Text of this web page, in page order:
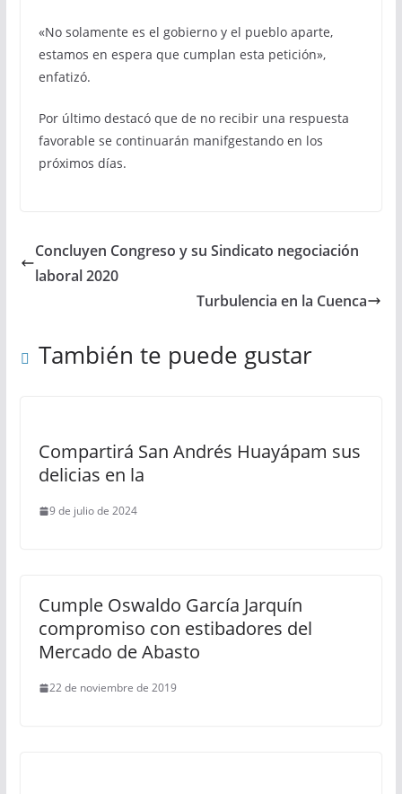
«No solamente es el gobierno y el pueblo aparte,
estamos en espera que cumplan esta petición»,
enfatizó.
Por último destacó que de no recibir una respuesta
favorable se continuarán manifgestando en los
próximos días.
Concluyen Congreso y su Sindicato negociación
laboral 2020
Turbulencia en la Cuenca
También te puede gustar
Compartirá San Andrés Huayápam sus
delicias en la
9 de julio de 2024
Cumple Oswaldo García Jarquín
compromiso con estibadores del
Mercado de Abasto
22 de noviembre de 2019